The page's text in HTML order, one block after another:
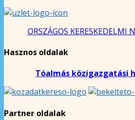
ORSZÁGOS KERESKEDELMI
Hasznos oldalak
Tóalmás közigazgatási
Partner oldalak